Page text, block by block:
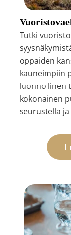
Tutki
oppaiden
kauneimpiin
luonnollinen
kokonainen
seurustella